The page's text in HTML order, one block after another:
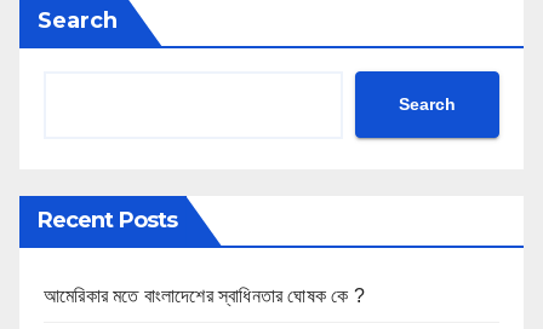
Search
Search
Recent Posts
আমেরিকার মতে বাংলাদেশের স্বাধিনতার ঘোষক কে ?